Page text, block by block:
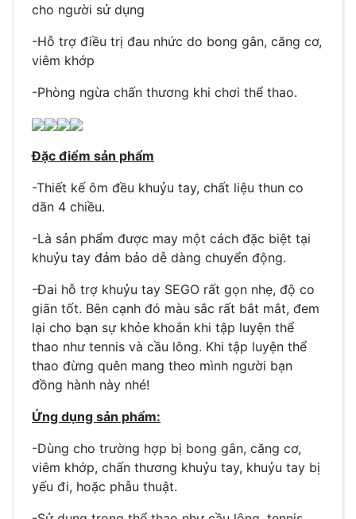
cho người sử dụng
-Hỗ trợ điều trị đau nhức do bong gân, căng cơ,
viêm khớp
-Phòng ngừa chấn thương khi chơi thể thao.
Đặc điểm sản phẩm
-Thiết kế ôm đều khuỷu tay, chất liệu thun co
dãn 4 chiều.
-Là sản phẩm được may một cách đặc biệt tại
khuỷu tay đảm bảo dễ dàng chuyển động.
-Đai hỗ trợ khuỷu tay SEGO rất gọn nhẹ, độ co
giãn tốt. Bên cạnh đó màu sắc rất bắt mắt, đem
lại cho bạn sự khỏe khoắn khi tập luyện thể
thao như tennis và cầu lông. Khi tập luyện thể
thao đừng quên mang theo mình người bạn
đồng hành này nhé!
Ứng dụng sản phẩm:
-Dùng cho trường hợp bị bong gân, căng cơ,
viêm khớp, chấn thương khuỷu tay, khuỷu tay bị
yếu đi, hoặc phẫu thuật.